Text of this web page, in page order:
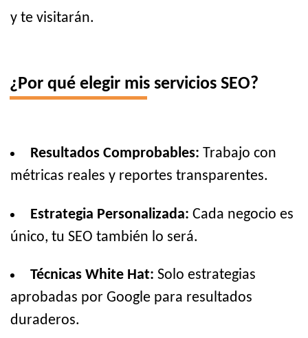
y te visitarán.
¿Por qué elegir mis servicios SEO?
Resultados Comprobables: Trabajo con
métricas reales y reportes transparentes.
Estrategia Personalizada: Cada negocio es
único, tu SEO también lo será.
Técnicas White Hat: Solo estrategias
aprobadas por Google para resultados
duraderos.